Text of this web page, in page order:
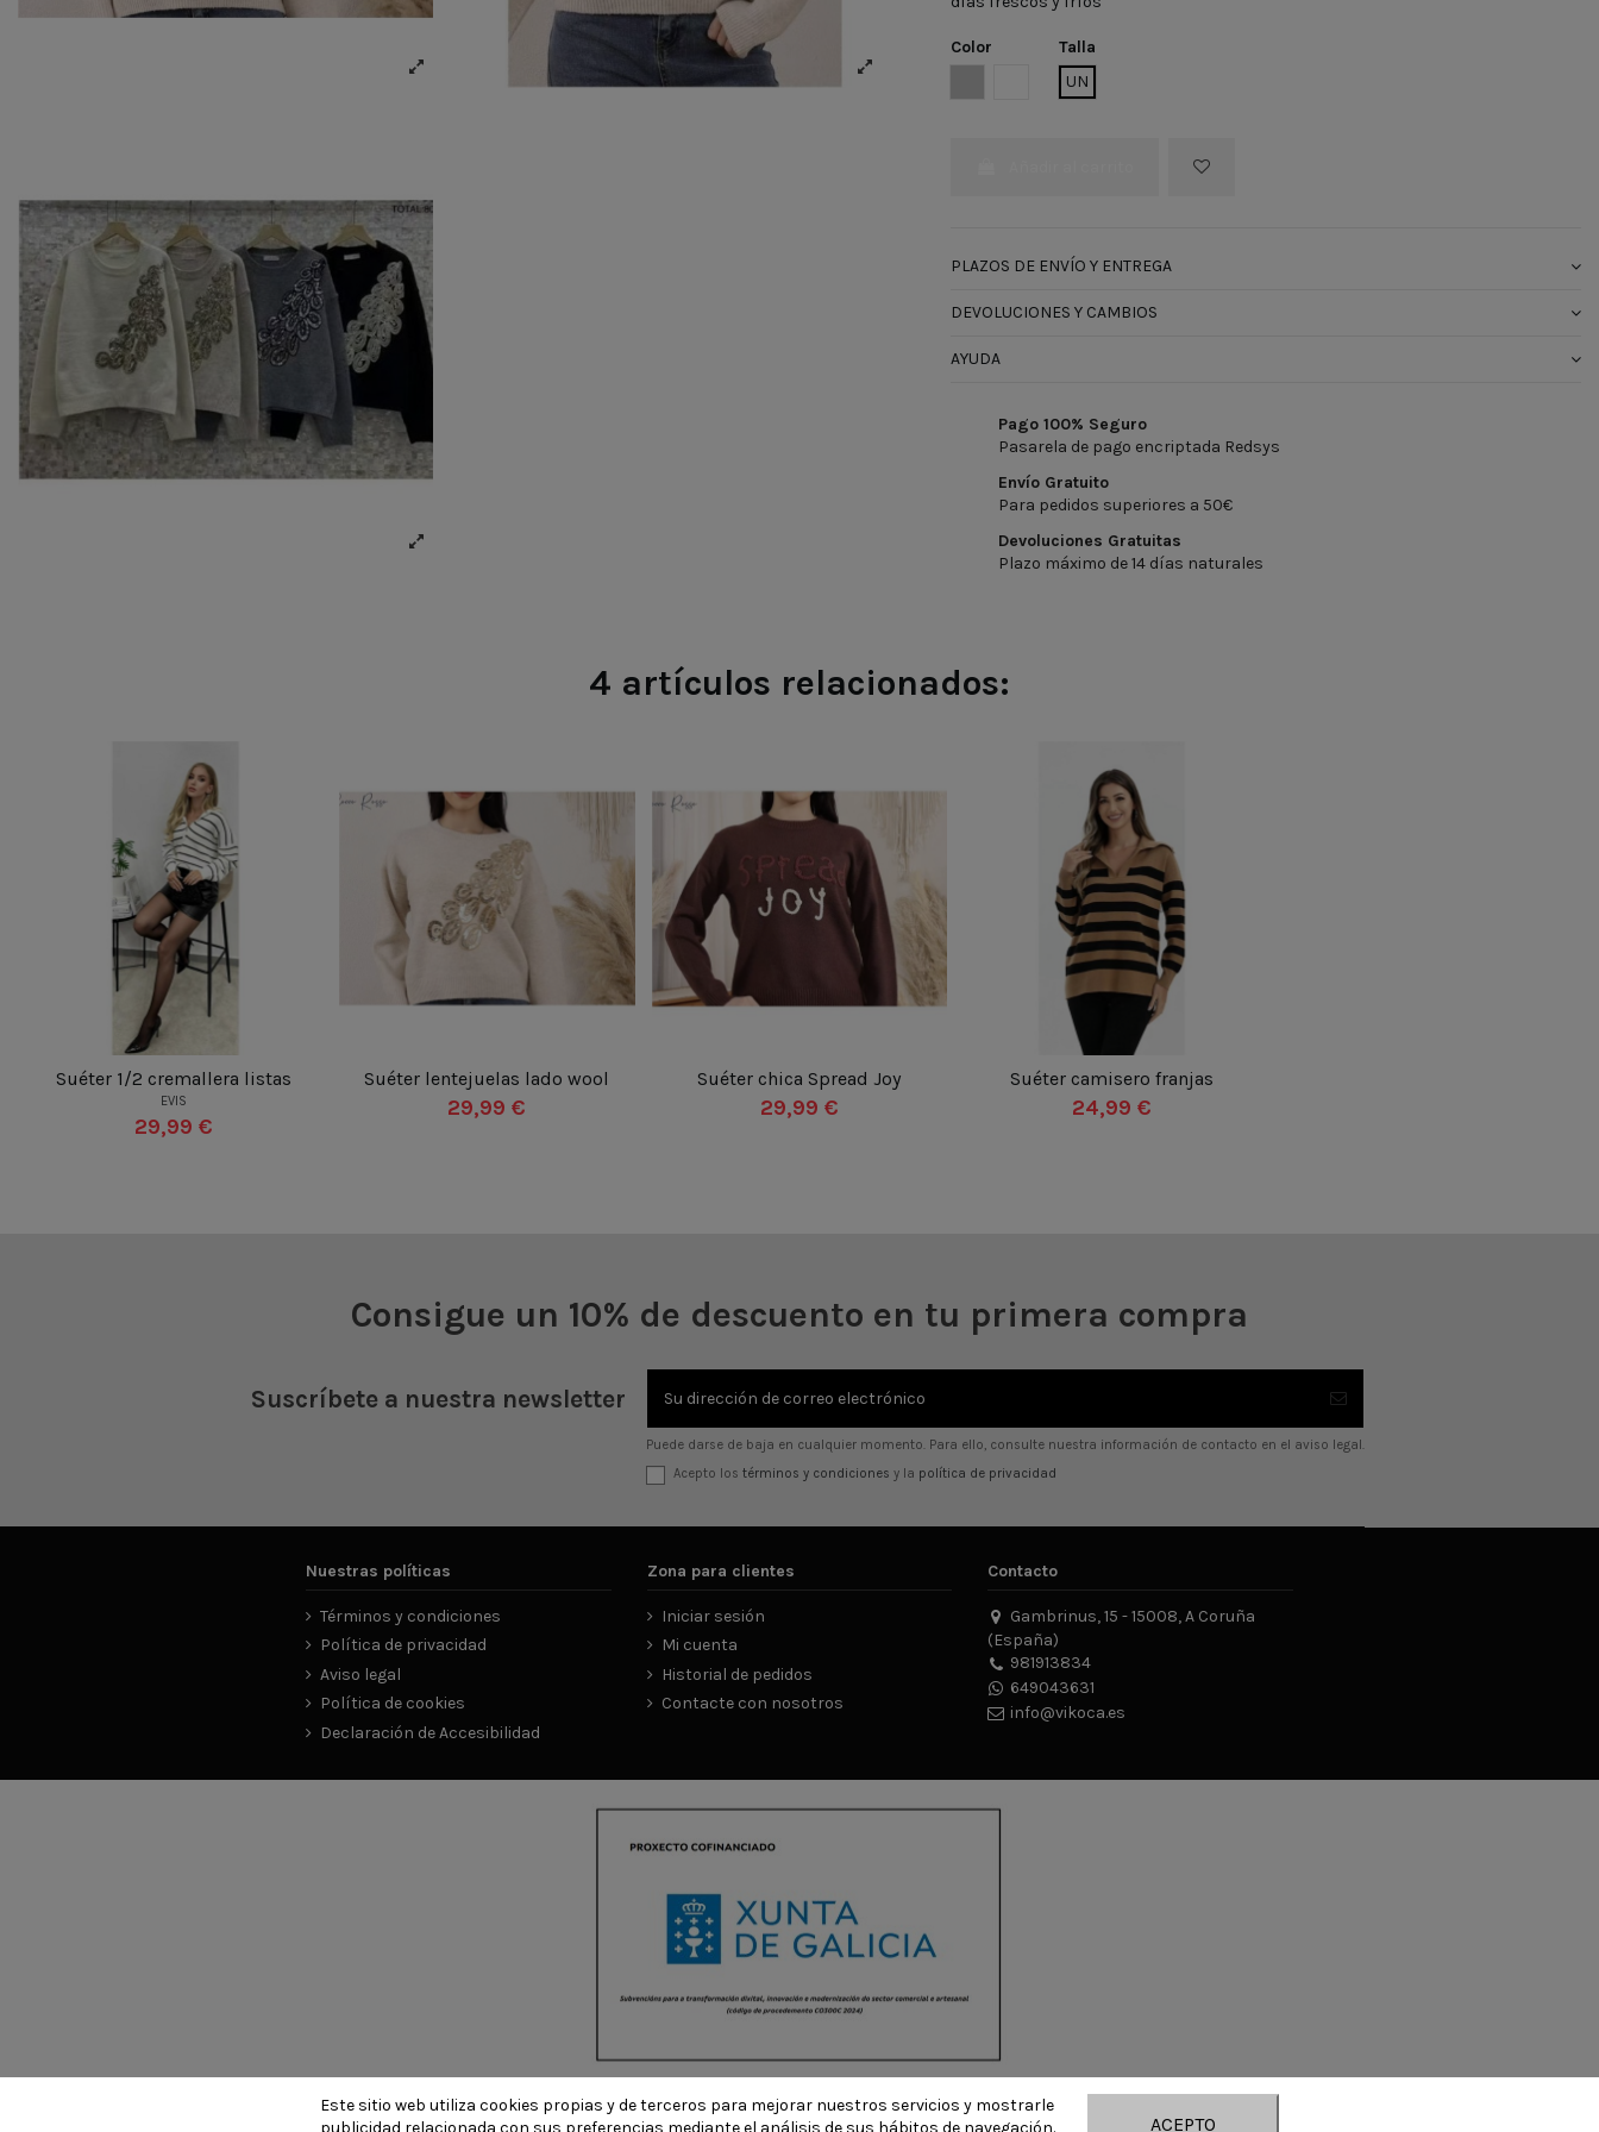
Color
BLANCO
Talla
UN
PLAZOS DE ENVÍO Y ENTREGA
DEVOLUCIONES Y CAMBIOS
AYUDA
Pago 100% Seguro
Pasarela de pago encriptada Redsys
Envío Gratuito
Para pedidos superiores a 50€
Devoluciones Gratuitas
Plazo máximo de 14 días naturales
4 artículos relacionados:
Suéter 1/2 cremallera listas
EVIS
29,99 €
NEGROMARRONBLANCO
UN
Suéter lentejuelas lado wool
29,99 €
UN Suéter chica Spread Joy
29,99 €
UN Suéter camisero franjas
24,99 €
NEGROCAMEL GRIS
UN
Consigue un 10% de descuento en tu primera compra
Suscríbete a nuestra newsletter
Puede darse de baja en cualquier momento. Para ello, consulte nuestra información de contacto en el aviso legal.
Acepto los términos y condiciones y la política de privacidad
Nuestras políticas
Términos y condiciones
Política de privacidad
Aviso legal
Política de cookies
Declaración de Accesibilidad
Zona para clientes
Iniciar sesión
Mi cuenta
Historial de pedidos
Contacte con nosotros
Contacto
Gambrinus, 15 - 15008, A Coruña
(España)
981913834
649043631
info@vikoca.es
Este sitio web utiliza cookies propias y de terceros para mejorar nuestros servicios y mostrarle
publicidad relacionada con sus preferencias mediante el análisis de sus hábitos de navegación.
ACEPTO
© Todos los derechos reservados - Powered bybytefactory